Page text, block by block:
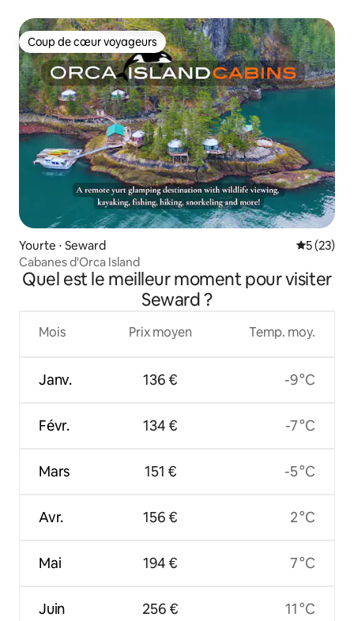
Coup de cœur voyageurs
Coup de cœur voyageurs
Yourte ⋅ Seward
5 (23)
Cabanes d'Orca Island
Quel est le meilleur moment pour visiter
Seward ?
Mois
Janv.
Févr.
Mars
Avr.
Mai
Juin
Prix moyen
136 €
134 €
151 €
156 €
194 €
256 €
Temp. moy.
-9 °C
-7 °C
-5 °C
2 °C
7 °C
11 °C